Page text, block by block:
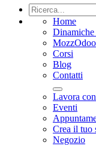
Home
MozzOdoo
Corsi
Blog
Contatti
Lavora
Eventi
Crea il tuo
Negozio